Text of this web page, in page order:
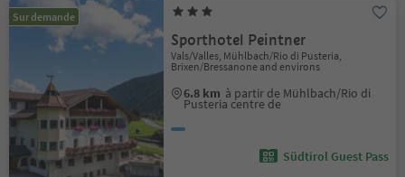
Sur demande
Sporthotel Peintner
Vals/Valles, Mühlbach/Rio di Pusteria,
Brixen/Bressanone and environs
6.8 km à partir de Mühlbach/Rio di
Pusteria centre de
Südtirol Guest Pass